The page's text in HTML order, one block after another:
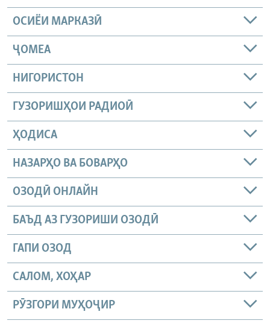
ОСИЁИ МАРКАЗӢ
ҶОМEА
НИГОРИСТОН
ГУЗОРИШҲОИ РАДИОӢ
ҲОДИСА
НАЗАРҲО ВА БОВАРҲО
ОЗОДӢ ОНЛАЙН
БАЪД АЗ ГУЗОРИШИ ОЗОДӢ
ГАПИ ОЗОД
САЛОМ, ХОҲАР
РӮЗГОРИ МУҲОҶИР